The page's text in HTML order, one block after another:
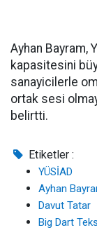
Ayhan Bayram,
kapasitesini
sanayicilerle
ortak sesi
belirtti.
Etiketler :
YÜSİAD
Ayhan
Davut Tatar
Big Dart